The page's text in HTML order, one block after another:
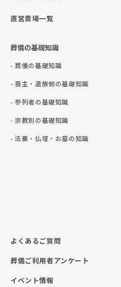
直営斎場一覧
葬儀の基礎知識
- 葬儀の基礎知識
- 喪主・遺族側の基礎知識
- 参列者の基礎知識
- 宗教別の基礎知識
- 法要・仏壇・お墓の知識
よくあるご質問
葬儀ご利用者アンケート
イベント情報